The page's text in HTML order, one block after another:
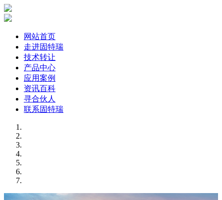
网站首页
走进固特瑞
技术转让
产品中心
应用案例
资讯百科
寻合伙人
联系固特瑞